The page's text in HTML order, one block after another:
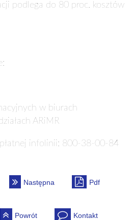
podlega do 80 proc. kosztów
w biurach
ARiMR
infolinii: 800-38-00-84
Następna Pdf
Powrót Kontakt